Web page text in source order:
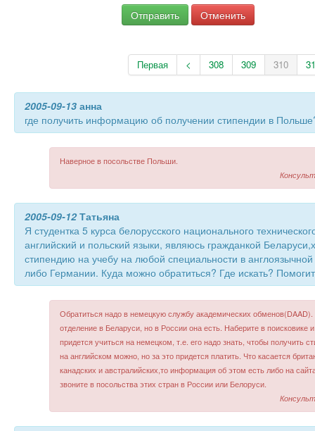
Первая < 308 309 310
2005-09-13 анна
где получить информацию об получении стипендии в
Наверное в посольстве Польши.
2005-09-12Татьяна
Я студентка 5 курса белорусского национального
английский и польский языки, являюсь гражданкой
стипендию на учебу на любой специальности в
либо Германии. Куда можно обратиться? Где искать?
Обратиться надо в немецкую службу академических
отделение в Беларуси, но в России она есть. Наберите в поисковике
придется учиться на немецком, т.е. его надо знать, чтобы получить
на английском можно, но за это придется платить. Что касается
канадских и австралийских,то информация об этом есть либо на
звоните в посольства этих стран в России или Белоруси.